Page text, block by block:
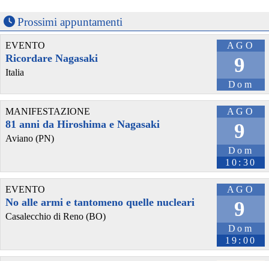
@GustavinoBevilacqua -
🇫🇷
Riassunto: il ministro francese degli interni
è andato a
i quali, per
ricambiare la gentilezza, hanno censurato illegalmente con teli e
tavole la vetrina di una
Per solidarietà la vetrina è stata rifatta in varie città.
Prossimi appuntamenti
AGO
9
Dom
EVENTO
Ricordare Nagasaki
Italia
AGO
9
Dom
10:30
MANIFESTAZIONE
81 anni da Hiroshima e Nagasaki
Aviano (PN)
AGO
9
Dom
19:00
EVENTO
No alle armi e tantomeno quelle nucleari
Casalecchio di Reno (BO)